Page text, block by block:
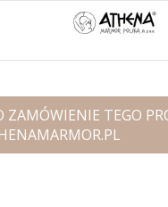
ZAMÓWIENIE TEGO